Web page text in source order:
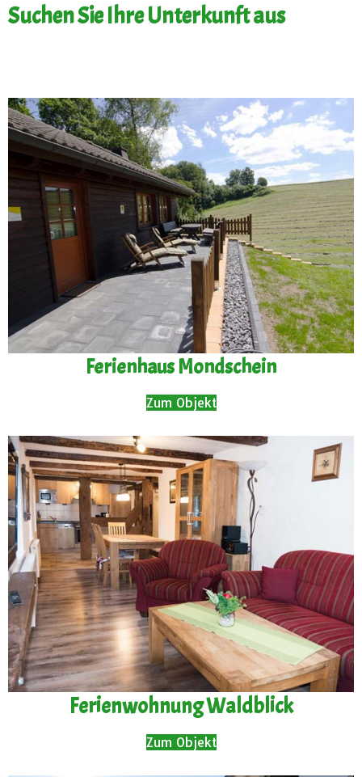
Suchen Sie Ihre Unterkunft aus
Ferienhaus Mondschein
Zum Objekt
Ferienwohnung Waldblick
Zum Objekt